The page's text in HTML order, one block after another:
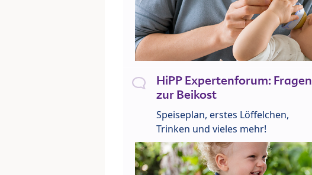
HiPP Expertenforum: Fragen
zur Beikost
Speiseplan, erstes Löffelchen,
Trinken und vieles mehr!